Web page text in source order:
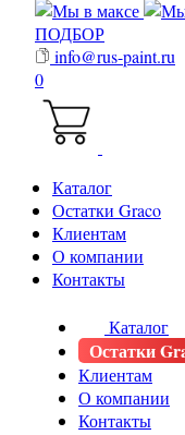
ПОДБОР
info@rus-paint.ru
0
Каталог
Остатки Graco
Клиентам
О компании
Контакты
Каталог
Остатки
Клиентам
О компании
Контакты